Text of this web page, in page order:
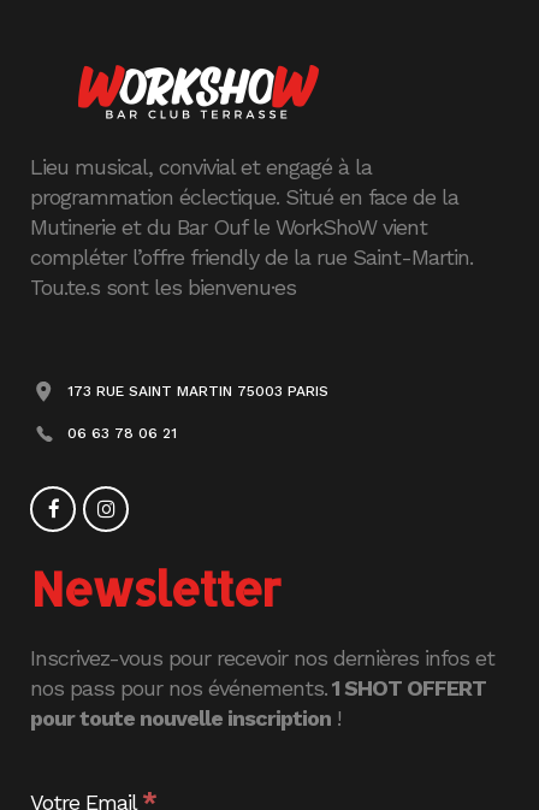
Lieu musical, convivial et engagé à la
programmation éclectique. Situé en face de la
Mutinerie et du Bar Ouf le WorkShoW vient
compléter l’offre friendly de la rue Saint-Martin.
Tou.te.s sont les bienvenu·es
173 RUE SAINT MARTIN 75003 PARIS
06 63 78 06 21
Newsletter
Inscrivez-vous pour recevoir nos dernières infos et
nos pass pour nos événements.1 SHOT OFFERT
pour toute nouvelle inscription !
Votre Email*